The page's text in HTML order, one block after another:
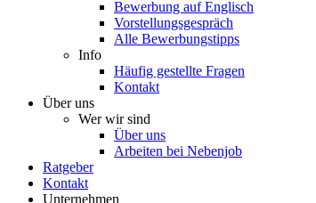
Bewerbung auf Englisch
Vorstellungsgespräch
Alle Bewerbungstipps
Info
Häufig gestellte Fragen
Kontakt
Über uns
Wer wir sind
Über uns
Arbeiten bei Nebenjob
Ratgeber
Kontakt
Unternehmen